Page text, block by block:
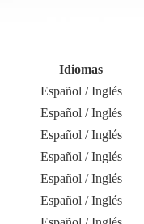
Idiomas
Español / Inglés
Español / Inglés
Español / Inglés
Español / Inglés
Español / Inglés
Español / Inglés